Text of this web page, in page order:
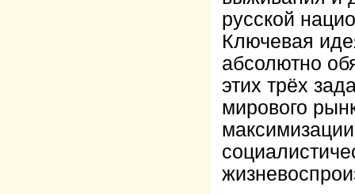
русской
Ключевая
абсолютно
этих трёх
мирового